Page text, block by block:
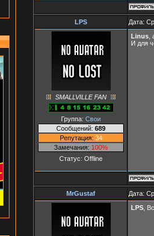
LPS Дата:
SMALLVILLE FAN
Группа: Свои
Сообщений: 689
Репутация: 34
Замечания: 100%
Статус: Offline
Linus
И для
MrGustaf Дата:
LPS ,